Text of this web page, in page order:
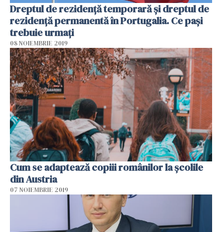
Dreptul de rezidență temporară și dreptul de
rezidență permanentă în Portugalia. Ce pași
trebuie urmați
08 NOIEMBRIE 2019
Cum se adaptează copiii românilor la școlile
din Austria
07 NOIEMBRIE 2019